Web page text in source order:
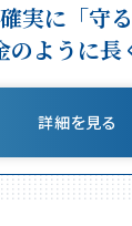
実に「守
のように長
詳細を見る